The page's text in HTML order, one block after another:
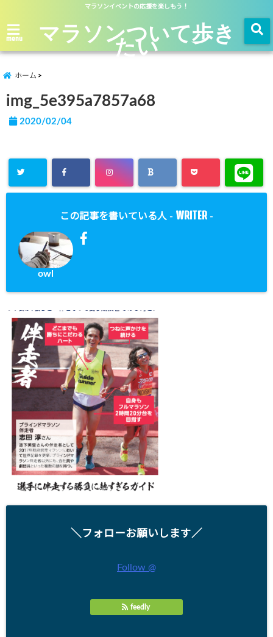
マラソンイベントの応援を楽しもう！
menu マラソンついて歩き
たい
ホーム
img_5e395a7857a68
2020/02/04
この記事を書いている人 - WRITER -
owl
＼フォローお願いします／
Follow @
feedly